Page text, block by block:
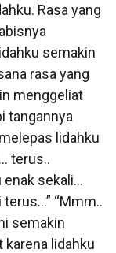
Rasa yang
semakin
rasa yang
menggeliat
tangannya
lidahku
terus..
enak sekali…
“Mmm..
semakin
lidahku